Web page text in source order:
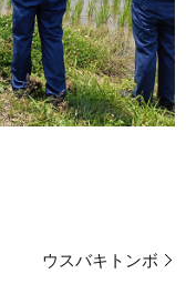
ウスバキトンボ